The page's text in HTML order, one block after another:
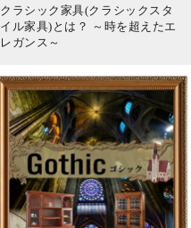
クラシック家具(クラシックスタ
イル家具)とは？ ～時を超えたエ
レガンス～